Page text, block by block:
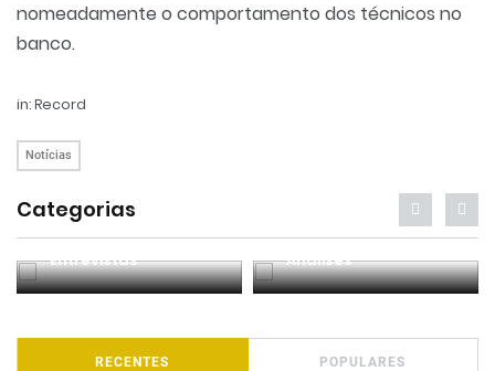
nomeadamente o comportamento dos técnicos no
banco.
in: Record
Notícias
Categorias
Entrevistas Análises
RECENTES POPULARES